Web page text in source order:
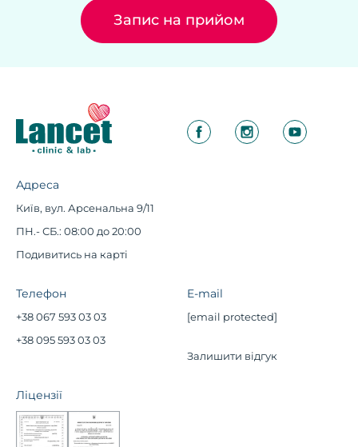
Запис на прийом
Адреса
Київ, вул. Арсенальна 9/11
ПН.- СБ.: 08:00 до 20:00
Подивитись на карті
Телефон
+38 067 593 03 03
+38 095 593 03 03
E-mail
[email protected]
Залишити відгук
Ліцензії